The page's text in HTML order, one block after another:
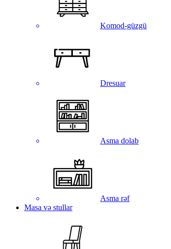
Komod-güzgü
Dresuar
Asma dolab
Asma rəf
Masa və stullar